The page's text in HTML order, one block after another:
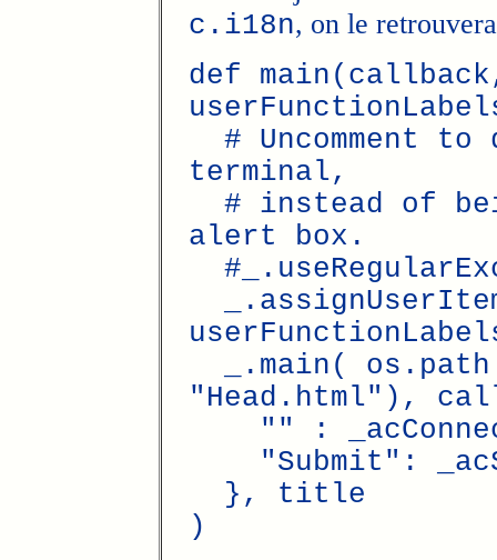
c.i18n, on le
def
# Uncomment
terminal,
# instead of
alert box.
_.main(
"Head.html"),
"" :
"Submit":
}, title
)